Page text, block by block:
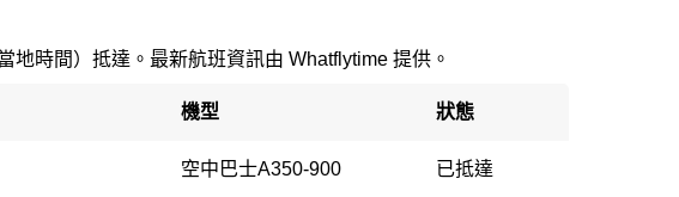
時間）抵達。最新航班資訊由 Whatflytime 提供。
機型 狀態
空中巴士A350-900 已抵達